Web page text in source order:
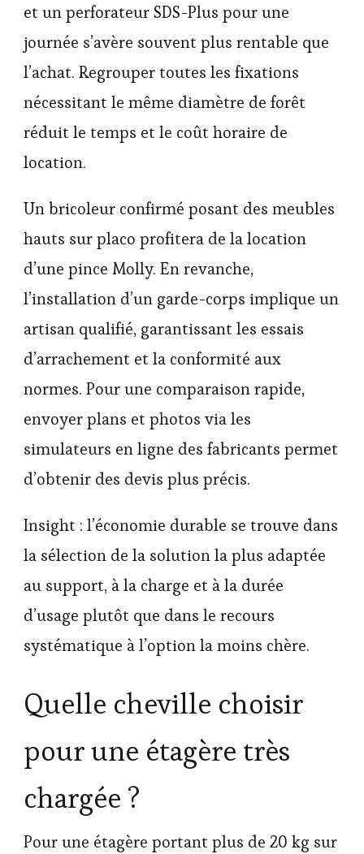
et un perforateur SDS-Plus pour une
journée s’avère souvent plus rentable que
l’achat. Regrouper toutes les fixations
nécessitant le même diamètre de forêt
réduit le temps et le coût horaire de
location.
Un bricoleur confirmé posant des meubles
hauts sur placo profitera de la location
d’une pince Molly. En revanche,
l’installation d’un garde-corps implique un
artisan qualifié, garantissant les essais
d’arrachement et la conformité aux
normes. Pour une comparaison rapide,
envoyer plans et photos via les
simulateurs en ligne des fabricants permet
d’obtenir des devis plus précis.
Insight : l’économie durable se trouve dans
la sélection de la solution la plus adaptée
au support, à la charge et à la durée
d’usage plutôt que dans le recours
systématique à l’option la moins chère.
Quelle cheville choisir
pour une étagère très
chargée ?
Pour une étagère portant plus de 20 kg sur